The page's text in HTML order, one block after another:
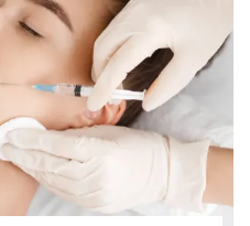
хирургию.